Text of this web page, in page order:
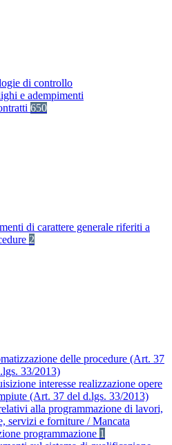
di controllo
e adempimenti
650
di carattere generale riferiti a
2
delle procedure (Art. 37
33/2013)
interesse realizzazione opere
(Art. 37 del d.lgs. 33/2013)
alla programmazione di lavori,
servizi e forniture / Mancata
programmazione 1